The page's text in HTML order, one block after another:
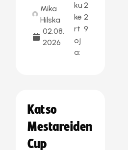
Mika
Hilska
02.08.
2026
ku
ke
rt
oj
a:
2
2
9
Katso
Mestareiden
Cup